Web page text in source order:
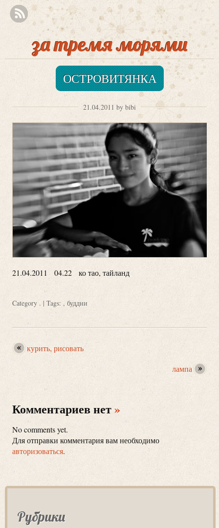
за тремя морями
ОСТРОВИТЯНКА
21.04.2011 by bibi
21.04.2011 04.22 ко тао, тайланд
Category . | Tags: , буддни
курить, рисовать
лампа
Комментариев нет»
No comments yet.
Для отправки комментария вам необходимо
авторизоваться.
Рубрики